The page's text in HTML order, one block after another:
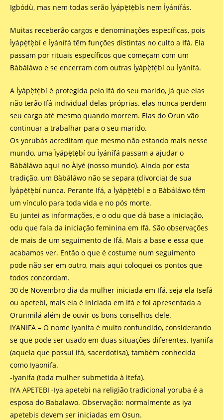
Igbódù, mas nem todas serão Ìyápẹ̀tẹ̀bís nem Ìyánífás.
Muitas receberão cargos e denominações específicas, pois
Ìyápẹ̀tẹ̀bí e Ìyánífá têm funções distintas no culto a Ifá. Ela
passam por rituais específicos que começam com um
Bàbáláwo e se encerram com outras Ìyápẹ̀tẹ̀bí ou Ìyánífá.
A Ìyápẹ̀tẹ̀bí é protegida pelo Ifá do seu marido, já que elas
não terão Ifá individual delas próprias. elas nunca perdem
seu cargo até mesmo quando morrem. Elas do Orun vão
continuar a trabalhar para o seu marido.
Os yorubás acreditam que mesmo não estando mais nesse
mundo, uma Ìyápẹ̀tẹ̀bí ou Ìyánífá passam a ajudar o
Bàbáláwo aqui no Àiyé (nosso mundo). Ainda por esta
tradição, um Bàbáláwo não se separa (divorcia) de sua
Ìyápẹ̀tẹ̀bí nunca. Perante Ifá, a Ìyápẹ̀tẹ̀bí e o Bàbáláwo têm
um vínculo para toda vida e no pós morte.
Eu juntei as informações, e o odu que dá base a iniciação,
odu que fala da iniciação feminina em Ifá. São observações
de mais de um seguimento de Ifá. Mais a base e essa que
acabamos ver. Então o que é costume num seguimento
pode não ser em outro, mais aqui coloquei os pontos que
todos concordam.
30 de Novembro dia da mulher iniciada em Ifá, seja ela Isefá
ou apetebi, mais ela é iniciada em Ifá e foi apresentada a
Orunmilá além de ouvir os bons conselhos dele.
IYANIFA – O nome Iyanifa é muito confundido, considerando
se que pode ser usado em duas situações diferentes. Iyanifa
(aquela que possui ifá, sacerdotisa), também conhecida
como Iyaonifa.
-Iyanifa (toda mulher submetida à itefa).
IYA APETEBI -Iya apetebi na religião tradicional yoruba é a
esposa do Babalawo. Observação: normalmente as iya
apetebis devem ser iniciadas em Osun.